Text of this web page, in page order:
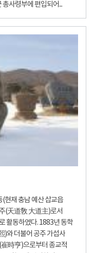
사령부에 편입되어...
현재 충남 예산 삽교읍
(天道敎 大道主)로서
활동하였다. 1883년 동학
)와 더불어 공주 가섭사
時亨)으로부터 종교적